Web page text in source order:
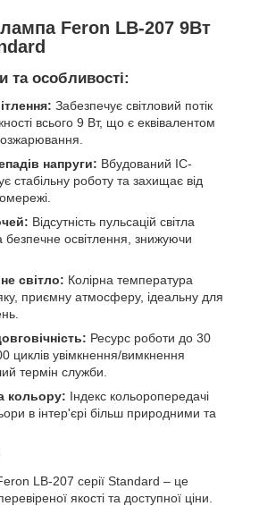
Feron LB-207 9Вт
та особливості:
Забезпечує світловий потік
всього 9 Вт, що є еквівалентом
напруги: Вбудований IC-
стабільну роботу та захищає від
Відсутність пульсацій світла
безпечне освітлення, знижуючи
світло: Колірна температура
приємну атмосферу, ідеальну для
Ресурс роботи до 30
циклів увімкнення/вимкнення
термін служби.
кольору: Індекс кольоропередачі
в інтер'єрі більш природними та
LB-207 серії Standard – це
якості та доступної ціни.